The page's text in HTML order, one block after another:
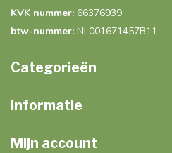
KVK nummer: 66376939
btw-nummer: NL001671457B11
Categorieën
Informatie
Mijn account